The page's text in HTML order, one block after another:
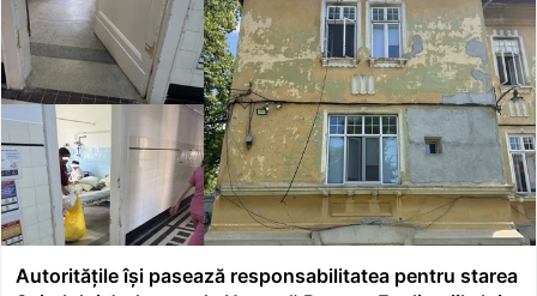
Autoritățile își pasează responsabilitatea pentru starea